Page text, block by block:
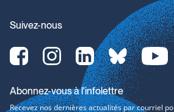
Suivez-nous
Facebook-
svg
Instagram-
svg
LinkedIn-
svg
bluesky-
svg
svg
Abonnez-vous à l'infolettre
Recevez nos dernières actualités par courriel